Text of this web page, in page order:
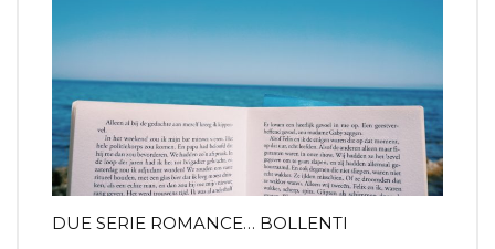
DUE SERIE ROMANCE… BOLLENTI